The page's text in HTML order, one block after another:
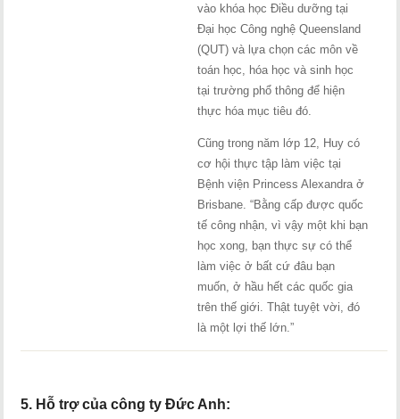
vào khóa học Điều dưỡng tại
Đại học Công nghệ Queensland
(QUT) và lựa chọn các môn về
toán học, hóa học và sinh học
tại trường phổ thông để hiện
thực hóa mục tiêu đó.
Cũng trong năm lớp 12, Huy có
cơ hội thực tập làm việc tại
Bệnh viện Princess Alexandra ở
Brisbane. “Bằng cấp được quốc
tế công nhận, vì vậy một khi bạn
học xong, bạn thực sự có thể
làm việc ở bất cứ đâu bạn
muốn, ở hầu hết các quốc gia
trên thế giới. Thật tuyệt vời, đó
là một lợi thế lớn.”
5. Hỗ trợ của công ty Đức Anh: